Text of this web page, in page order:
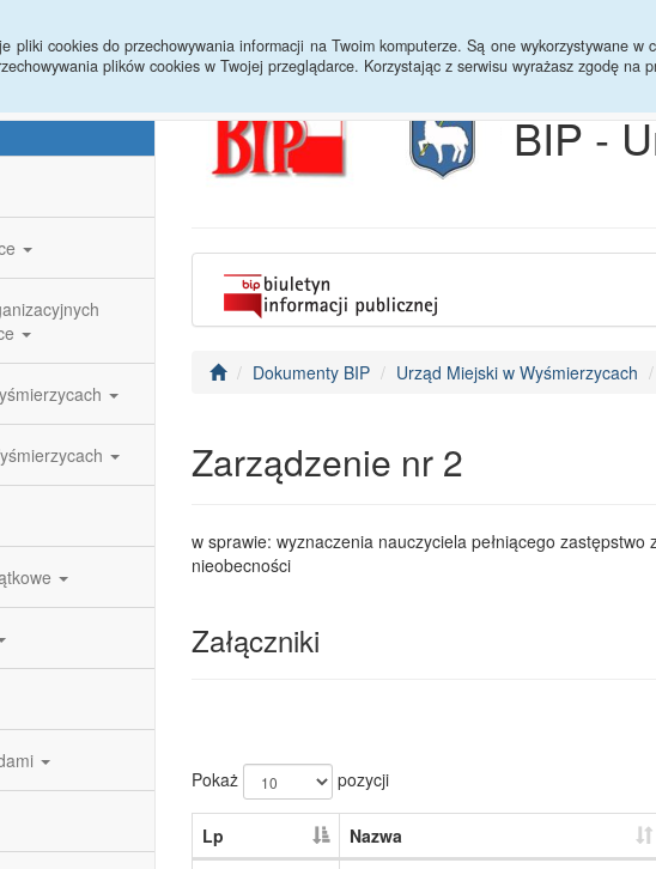
pliki cookies do przechowywania informacji na Twoim komputerze. Są one wykorzystywane
plików cookies w Twojej przeglądarce. Korzystając z serwisu wyrażasz zgodę na
BIP -
Dokumenty BIP Urząd Miejski w Wyśmierzycach
Zarządzenie nr 2
w sprawie: wyznaczenia nauczyciela pełniącego
nieobecności
Załączniki
Pokaż pozycji
Lp Nazwa